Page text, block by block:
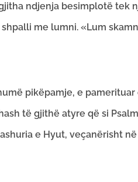
ndjenja besimplotë tek
me lumni. «Lum
pikëpamje, e
të gjithë atyre që si
e Hyut, veçanërisht